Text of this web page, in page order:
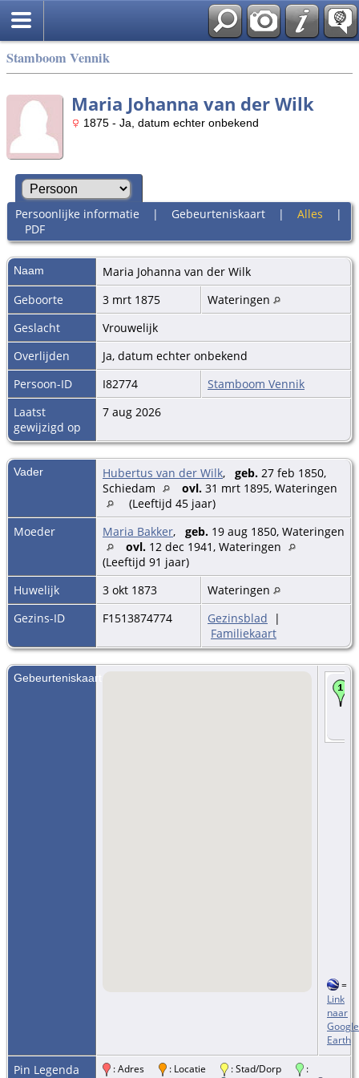
Stamboom Vennik
Maria Johanna van der Wilk
1875 - Ja, datum echter onbekend
Persoonlijke informatie | Gebeurteniskaart| Alles |
PDF
Naam Maria Johanna van der Wilk
Geboorte
3 mrt 1875
Wateringen
Geslacht
Vrouwelijk
Overlijden
Ja, datum echter onbekend
Persoon-ID
I82774
Stamboom Vennik
Laatst
gewijzigd op
7 aug 2026
Vader Hubertus van der Wilk, geb. 27 feb 1850,
Schiedam
ovl. 31 mrt 1895, Wateringen
(Leeftijd 45 jaar)
Moeder
Maria Bakker, geb. 19 aug 1850, Wateringen
ovl. 12 dec 1941, Wateringen
(Leeftijd 91 jaar)
Huwelijk
3 okt 1873
Wateringen
Gezins-ID
F1513874774 Gezinsblad |
Familiekaart
Gebeurteniskaart
=
Link
naar
Google
Earth
Pin Legenda : Adres : Locatie : Stad/Dorp
: